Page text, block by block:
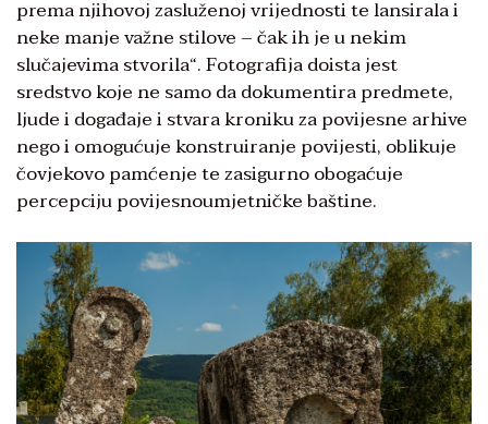
prema njihovoj zasluženoj vrijednosti te lansirala i
neke manje važne stilove – čak ih je u nekim
slučajevima stvorila“. Fotografija doista jest
sredstvo koje ne samo da dokumentira predmete,
ljude i događaje i stvara kroniku za povijesne arhive
nego i omogućuje konstruiranje povijesti, oblikuje
čovjekovo pamćenje te zasigurno obogaćuje
percepciju povijesnoumjetničke baštine.